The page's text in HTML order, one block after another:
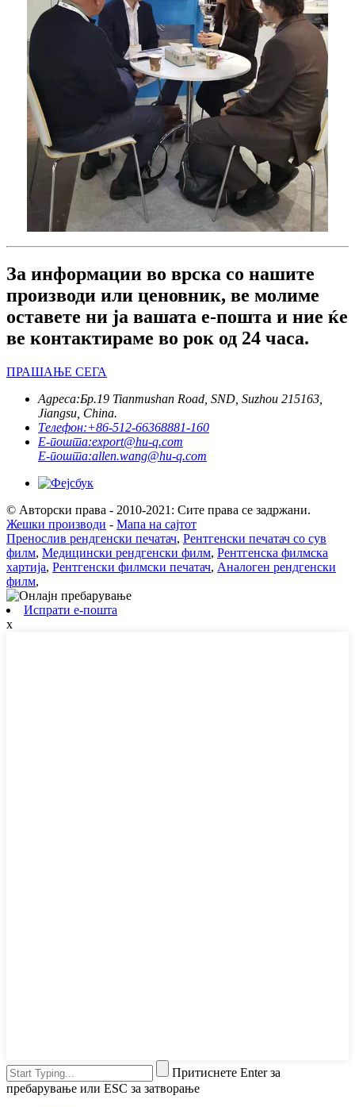
За информации во врска со нашите
производи или ценовник, ве молиме
оставете ни ја вашата е-пошта и ние ќе
ве контактираме во рок од 24 часа.
ПРАШАЊЕ СЕГА
Адреса:Бр.19 Tianmushan Road, SND, Suzhou 215163,
Jiangsu, China.
Телефон:+86-512-66368881-160
Е-пошта:export@hu-q.com
Е-пошта:allen.wang@hu-q.com
© Авторски права - 2010-2021: Сите права се задржани.
Жешки производи - Мапа на сајтот
Пренослив рендгенски печатач, Рентгенски печатач со сув
филм, Медицински рендгенски филм, Рентгенска филмска
хартија, Рентгенски филмски печатач, Аналоген рендгенски
филм,
Испрати е-пошта
x
Притиснете Enter за
пребарување или ESC за затворање